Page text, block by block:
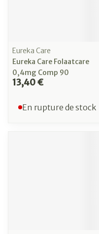
Eureka Care
Eureka Care Folaatcare
0,4mg Comp 90
13,40 €
En rupture de stock